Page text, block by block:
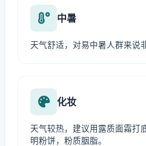
中暑
天气舒适，对易中暑人群来说
化妆
天气较热，建议用露质面霜打
明粉饼，粉质胭脂。